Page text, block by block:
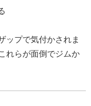
ップで気付かされま
れらが面倒でジムか